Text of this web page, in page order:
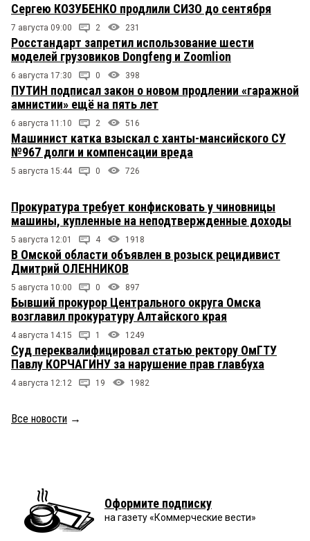
Сергею КОЗУБЕНКО продлили СИЗО до сентября
7 августа 09:00 2 231
Росстандарт запретил использование шести
моделей грузовиков Dongfeng и Zoomlion
6 августа 17:30 0 398
ПУТИН подписал закон о новом продлении «гаражной
амнистии» ещё на пять лет
6 августа 11:10 2 516
Машинист катка взыскал с ханты-мансийского СУ
№967 долги и компенсации вреда
5 августа 15:44 0 726
Прокуратура требует конфисковать у чиновницы
машины, купленные на неподтвержденные доходы
5 августа 12:01 4 1918
В Омской области объявлен в розыск рецидивист
Дмитрий ОЛЕННИКОВ
5 августа 10:00 0 897
Бывший прокурор Центрального округа Омска
возглавил прокуратуру Алтайского края
4 августа 14:15 1 1249
Суд переквалифицировал статью ректору ОмГТУ
Павлу КОРЧАГИНУ за нарушение прав главбуха
4 августа 12:12 19 1982
Все новости →
Оформите подписку
на газету «Коммерческие вести»